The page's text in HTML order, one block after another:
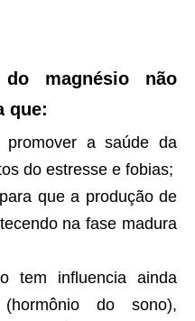
magnésio não
que:
a saúde da
do estresse e fobias;
que a produção de
na fase madura
tem influencia ainda
do sono),